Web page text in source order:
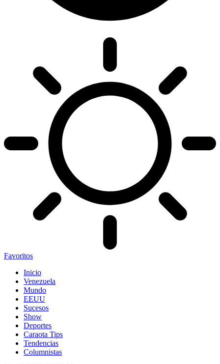
Favoritos
Inicio
Venezuela
Mundo
EEUU
Sucesos
Show
Deportes
Caraota Tips
Tendencias
Columnistas